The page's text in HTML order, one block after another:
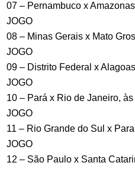
07 – Pernambuco x
JOGO
08 – Minas Gerais x Mato
JOGO
09 – Distrito Federal x
JOGO
10 – Pará x Rio de Janeiro, às
JOGO
11 – Rio Grande do Sul x
JOGO
12 – São Paulo x Santa